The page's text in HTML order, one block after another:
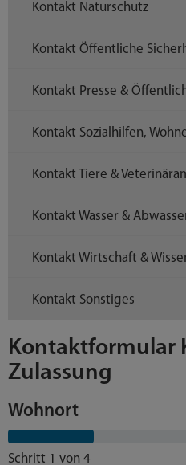
Kontaktformular
Zulassung
Wohnort
Schritt 1 von 4
Kontakt Naturschutz
Kontakt Öffentliche
Kontakt Presse &
Kontakt Sozialhilfen,
Kontakt Tiere &
Kontakt Wasser &
Kontakt Wirtschaft &
Kontakt Sonstiges